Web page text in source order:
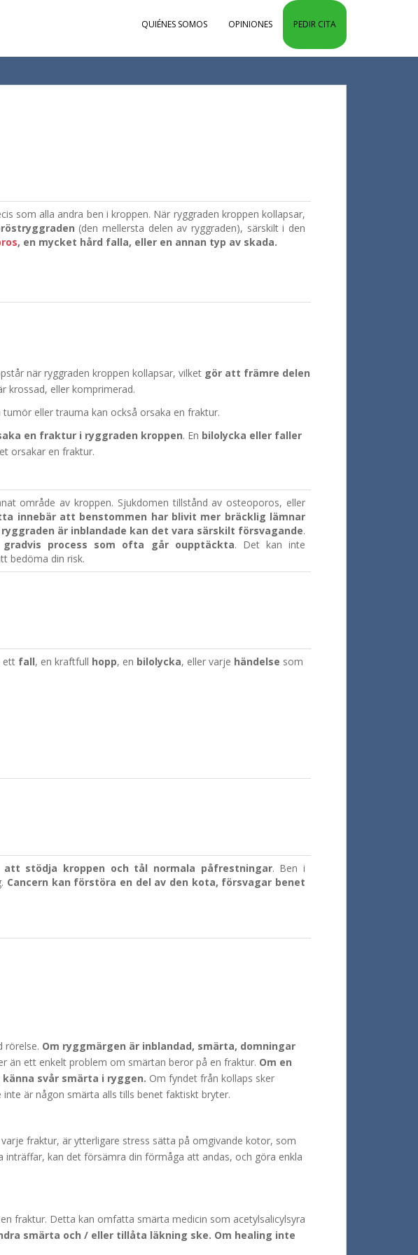
QUIÉNES SOMOS OPINIONES PEDIR CITA
som alla andra ben i kroppen. När ryggraden kroppen kollapsar,
(den mellersta delen av ryggraden), särskilt i den
, en mycket hård falla, eller en annan typ av skada.
när ryggraden kroppen kollapsar, vilket gör att främre delen
krossad, eller komprimerad.
eller trauma kan också orsaka en fraktur.
en fraktur i ryggraden kroppen. En bilolycka eller faller
orsakar en fraktur.
område av kroppen. Sjukdomen tillstånd av osteoporos, eller
innebär att benstommen har blivit mer bräcklig lämnar
är inblandade kan det vara särskilt försvagande.
process som ofta går oupptäckta. Det kan inte
bedöma din risk.
ett fall, en kraftfull hopp, en bilolycka, eller varje händelse som
stödja kroppen och tål normala påfrestningar. Ben i
Cancern kan förstöra en del av den kota, försvagar benet
rörelse. Om ryggmärgen är inblandad, smärta, domningar
än ett enkelt problem om smärtan beror på en fraktur. Om en
svår smärta i ryggen. Om fyndet från kollaps sker
är någon smärta alls tills benet faktiskt bryter.
varje fraktur, är ytterligare stress sätta på omgivande kotor, som
inträffar, kan det försämra din förmåga att andas, och göra enkla
fraktur. Detta kan omfatta smärta medicin som acetylsalicylsyra
smärta och / eller tillåta läkning ske. Om healing inte